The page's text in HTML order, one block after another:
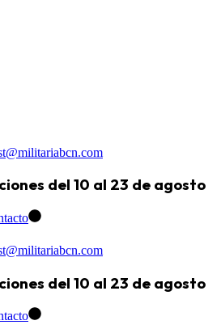
del 10 al 23 de agosto
del 10 al 23 de agosto